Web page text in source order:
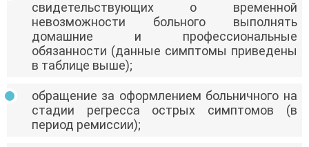
свидетельствующих о временной
невозможности больного выполнять
домашние и профессиональные
обязанности (данные симптомы приведены
в таблице выше);
обращение за оформлением больничного на
стадии регресса острых симптомов (в
период ремиссии);